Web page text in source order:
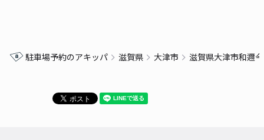
駐車場予約のアキッパ 滋賀県 大津市 滋賀県大津市和邇